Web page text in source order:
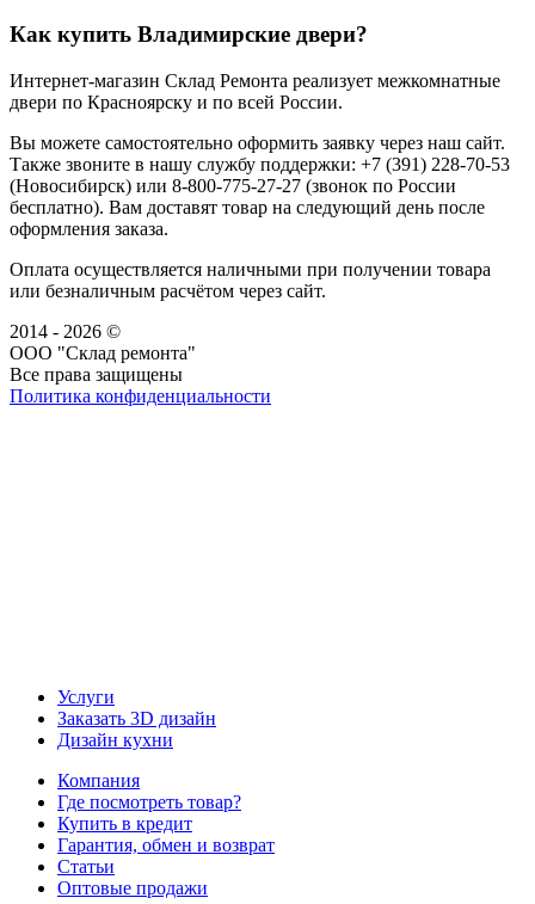
Как купить Владимирские двери?
Интернет-магазин Склад Ремонта реализует межкомнатные
двери по Красноярску и по всей России.
Вы можете самостоятельно оформить заявку через наш сайт.
Также звоните в нашу службу поддержки: +7 (391) 228-70-53
(Новосибирск) или 8-800-775-27-27 (звонок по России
бесплатно). Вам доставят товар на следующий день после
оформления заказа.
Оплата осуществляется наличными при получении товара
или безналичным расчётом через сайт.
2014 - 2026 ©
ООО "Склад ремонта"
Все права защищены
Политика конфиденциальности
Услуги
Заказать 3D дизайн
Дизайн кухни
Компания
Где посмотреть товар?
Купить в кредит
Гарантия, обмен и возврат
Статьи
Оптовые продажи